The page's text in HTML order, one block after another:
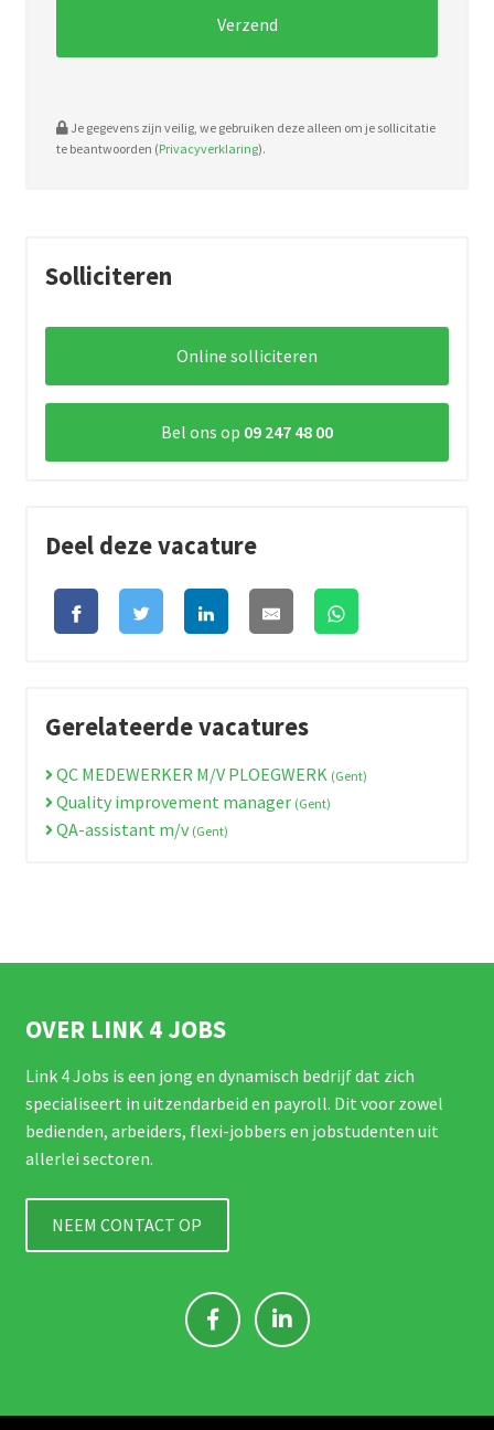
Je gegevens zijn veilig, we gebruiken deze alleen om je sollicitatie
te beantwoorden (Privacyverklaring).
Solliciteren
Online solliciteren
Bel ons op 09 247 48 00
Deel deze vacature
Gerelateerde vacatures
QC MEDEWERKER M/V PLOEGWERK (Gent)
Quality improvement manager (Gent)
QA-assistant m/v (Gent)
OVER LINK 4 JOBS
Link 4 Jobs is een jong en dynamisch bedrijf dat zich
specialiseert in uitzendarbeid en payroll. Dit voor zowel
bedienden, arbeiders, flexi-jobbers en jobstudenten uit
allerlei sectoren.
NEEM CONTACT OP